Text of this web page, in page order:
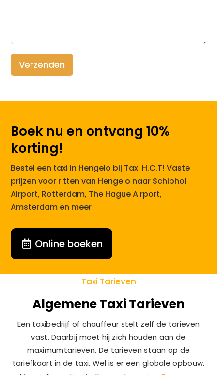
Verzenden
Boek nu en ontvang 10%
korting!
Bestel een taxi in Hengelo bij Taxi H.C.T! Vaste
prijzen voor ritten van Hengelo naar Schiphol
Airport, Rotterdam, The Hague Airport,
Amsterdam en meer!
Online boeken
Taxi Tarieven
Algemene Taxi Tarieven
Een taxibedrijf of chauffeur stelt zelf de tarieven
vast. Daarbij moet hij zich houden aan de
maximumtarieven. De tarieven staan op de
tariefkaart in de taxi. Wel is er een globale opbouw.